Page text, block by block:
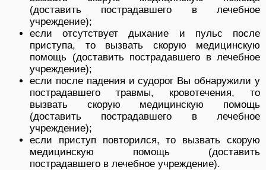
(доставить пострадавшего в лечебное
учреждение);
если отсутствует дыхание и пульс после
приступа, то вызвать скорую медицинскую
помощь (доставить пострадавшего в лечебное
учреждение);
если после падения и судорог Вы обнаружили у
пострадавшего травмы, кровотечения, то
вызвать скорую медицинскую помощь
(доставить пострадавшего в лечебное
учреждение);
если приступ повторился, то вызвать скорую
медицинскую помощь (доставить
пострадавшего в лечебное учреждение).